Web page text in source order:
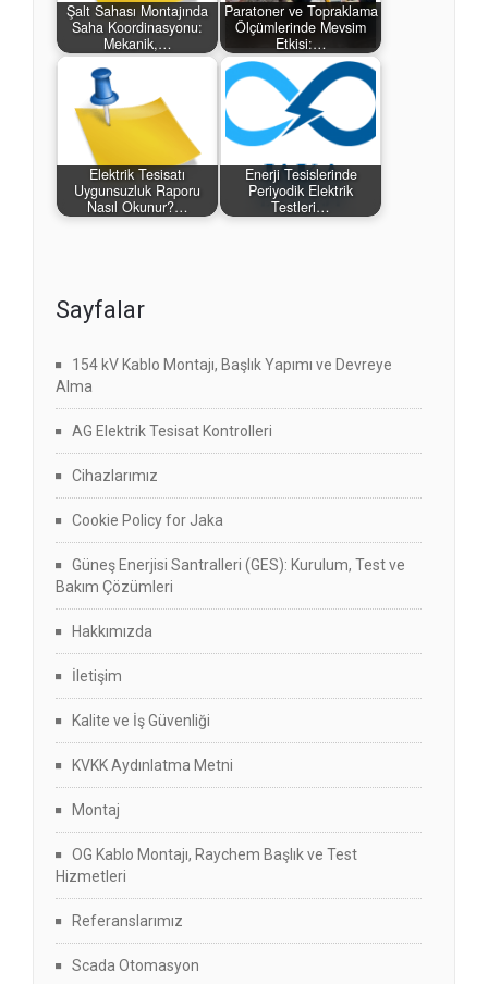
Şalt Sahası Montajında
Saha Koordinasyonu:
Mekanik,…
Paratoner ve Topraklama
Ölçümlerinde Mevsim
Etkisi:…
Elektrik Tesisatı
Uygunsuzluk Raporu
Nasıl Okunur?…
Enerji Tesislerinde
Periyodik Elektrik
Testleri…
Sayfalar
154 kV Kablo Montajı, Başlık Yapımı ve Devreye
Alma
AG Elektrik Tesisat Kontrolleri
Cihazlarımız
Cookie Policy for Jaka
Güneş Enerjisi Santralleri (GES): Kurulum, Test ve
Bakım Çözümleri
Hakkımızda
İletişim
Kalite ve İş Güvenliği
KVKK Aydınlatma Metni
Montaj
OG Kablo Montajı, Raychem Başlık ve Test
Hizmetleri
Referanslarımız
Scada Otomasyon